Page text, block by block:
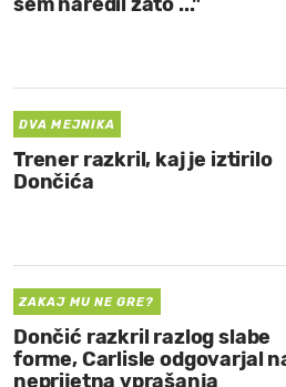
DVA MEJNIKA
Trener razkril, kaj je iztirilo
Dončića
ZAKAJ MU NE GRE?
Dončić razkril razlog slabe
forme, Carlisle odgovarjal
neprijetna vprašanja